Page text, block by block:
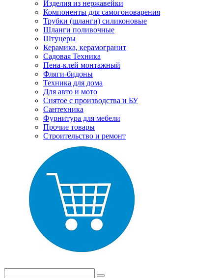
Изделия из нержавейки
Компоненты для самогоноварения
Трубки (шланги) силиконовые
Шланги поливочные
Штуцеры
Керамика, керамогранит
Садовая Техника
Пена-клей монтажный
Фляги-бидоны
Техника для дома
Для авто и мото
Снятое с производства и БУ
Сантехника
Фурнитура для мебели
Прочие товары
Строительство и ремонт